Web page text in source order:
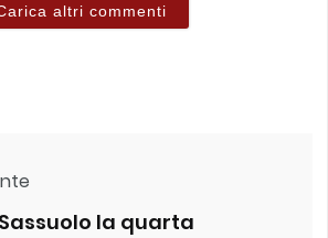
altri commenti
la quarta